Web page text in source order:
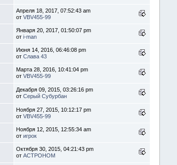
Апреля 18, 2017, 07:52:43 am
от VBV455-99
Января 20, 2017, 01:50:07 pm
от i-man
Июня 14, 2016, 06:46:08 pm
от Слава 43
Марта 28, 2016, 10:41:04 pm
от VBV455-99
Декабря 09, 2015, 03:26:16 pm
от Серый Субурбан
Ноября 27, 2015, 10:12:17 pm
от VBV455-99
Ноября 12, 2015, 12:55:34 am
от игрок
Октября 30, 2015, 04:21:43 pm
от ACTPOHOM